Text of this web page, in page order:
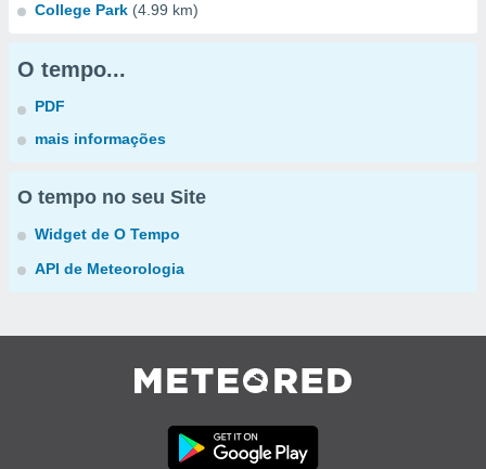
College Park (4.99 km)
O tempo...
PDF
mais informações
O tempo no seu Site
Widget de O Tempo
API de Meteorologia